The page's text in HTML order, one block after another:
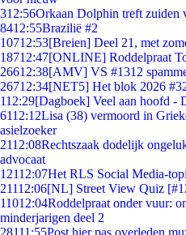
312:56Orkaan Dolphin treft zuiden
8412:55Brazilië #2
10712:53[Breien] Deel 21, met
18712:47[ONLINE] Roddelpraat
26612:38[AMV] VS #1312
26712:34[NET5] Het blok 2026
112:29[Dagboek] Veel aan hoofd -
6112:12Lisa (38) vermoord in
asielzoeker
2112:08Rechtszaak dodelijk
advocaat
12112:07Het RLS Social Media-
21112:06[NL] Street View Quiz
11012:04Roddelpraat onder vuur:
minderjarigen deel 2
28111:55Post hier pas overleden